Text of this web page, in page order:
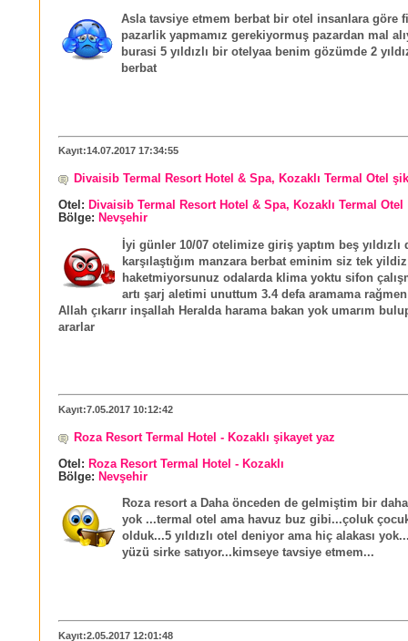
Asla tavsiye etmem berbat bir otel insanlara göre
pazarlik yapmamız gerekiyormuş pazardan mal
burasi 5 yıldızlı bir otelyaa benim gözümde 2
berbat
Kayıt:14.07.2017 17:34:55
Divaisib Termal Resort Hotel & Spa, Kozaklı Termal Otel
Otel: Divaisib Termal Resort Hotel & Spa, Kozaklı Termal Otel
Bölge: Nevşehir
İyi günler 10/07 otelimize giriş yaptım beş yıldızlı
karşılaştığım manzara berbat eminim siz tek
haketmiyorsunuz odalarda klima yoktu sifon
artı şarj aletimi unuttum 3.4 defa aramama
Allah çıkarır inşallah Heralda harama bakan yok umarım
ararlar
Kayıt:7.05.2017 10:12:42
Roza Resort Termal Hotel - Kozaklı şikayet yaz
Otel: Roza Resort Termal Hotel - Kozaklı
Bölge: Nevşehir
Roza resort a Daha önceden de gelmiştim bir
yok ...termal otel ama havuz buz gibi...çoluk
olduk...5 yıldızlı otel deniyor ama hiç alakası
yüzü sirke satıyor...kimseye tavsiye etmem...
Kayıt:2.05.2017 12:01:48